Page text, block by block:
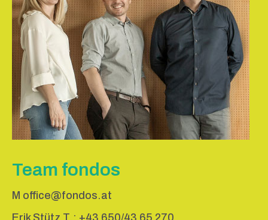
Team fondos
M office@fondos.at
Erik Stütz T.: +43 650/43 65 270